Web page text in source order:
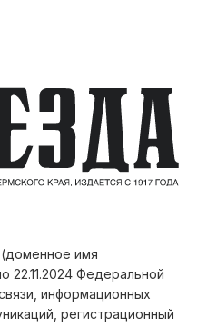
(доменное имя
22.11.2024 Федеральной
информационных
регистрационный